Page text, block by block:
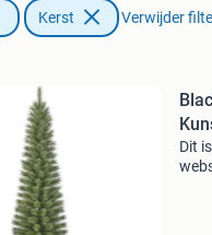
Kerst Verwijder
Dit